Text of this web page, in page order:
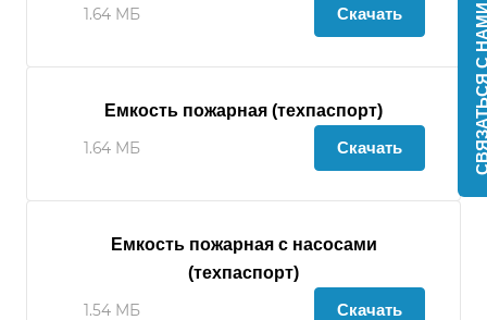
1.64 МБ Скачать
Емкость пожарная (техпаспорт)
1.64 МБ Скачать
Емкость пожарная с насосами
(техпаспорт)
1.54 МБ Скачать